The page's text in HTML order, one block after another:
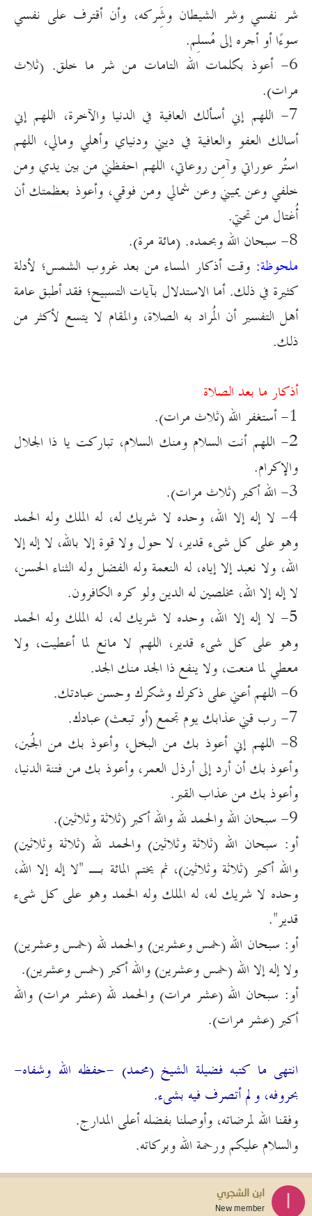
شر نفسي وشر الشيطان وشَِركه، وأن أقترف على نفسي
سوءًا أو أجره إلى مُسلِم.
6- أعوذ بكلمات الله التامات من شر ما خلق. (ثلاث
مرات).
7- اللهم إني أسألك العافية في الدنيا والآخرة، اللهم إني
أسالك العفو والعافية في ديني ودنياي وأهلي ومالي، اللهم
استُر عوراتي وآمِن روعاتي، اللهم احفظني من بين يدي ومن
خلفي وعن يميني وعن شمالي ومن فوقي، وأعوذ بعظمتك أن
أُغتال من تحتي.
8- سبحان الله وبحمده. (مائة مرة).
ملحوظة: وقت أذكار المساء من بعد غروب الشمس؛ لأدلة
كثيرة في ذلك. أما الاستدلال بآيات التسبيح؛ فقد أطبق عامة
أهل التفسير أن المُراد به الصلاة، والمقام لا يتسع لأكثر من
ذلك.
أذكار ما بعد الصلاة
1- أستغفر الله (ثلاث مرات).
2- اللهم أنت السلام ومنك السلام، تباركت يا ذا الجلال
والإكرام.
3- الله أكبر (ثلاث مرات).
4- لا إله إلا الله، وحده لا شريك له، له الملك وله الحمد
وهو على كل شىء قدير، لا حول ولا قوة إلا بالله، لا إله إلا
الله، ولا نعبد إلا إياه، له النعمة وله الفضل وله الثناء الحسن،
لا إله إلا الله، مخلصين له الدين ولو كره الكافرون.
5- لا إله إلا الله، وحده لا شريك له، له الملك وله الحمد
وهو على كل شىء قدير، اللهم لا مانع لما أعطيت، ولا
معطي لما منعت، ولا ينفع ذا الجد منك الجد.
6- اللهم أعني على ذكرك وشكرك وحسن عبادتك.
7- رب قني عذابك يوم تجمع (أو تبعث) عبادك.
8- اللهم إني أعوذ بك من البخل، وأعوذ بك من الجُبن،
وأعوذ بك أن أرد إلى أرذل العمر، وأعوذ بك من فتنة الدنيا،
وأعوذ بك من عذاب القبر.
9- سبحان الله والحمد لله والله أكبر (ثلاثة وثلاثين).
أو: سبحان الله (ثلاثة وثلاثين) والحمد لله (ثلاثة وثلاثين)
والله أكبر (ثلاثة وثلاثين)، ثم يختم المائة بـ "لا إله إلا الله،
وحده لا شريك له، له الملك وله الحمد وهو على كل شىء
قدير".
أو: سبحان الله (خمس وعشرين) والحمد لله (خمس وعشرين)
ولا إله إلا الله (خمس وعشرين) والله أكبر (خمس وعشرين).
أو: سبحان الله (عشر مرات) والحمد لله (عشر مرات) والله
أكبر (عشر مرات).
انتهى ما كتبه فضيلة الشيخ (محمد) -حفظه الله وشفاه-
بحروفه، ولم أتصرف فيه بشىء.
وفقنا الله لمرضاته، وأوصلنا بفضله أعلى المدارج.
والسلام عليكم ورحمة الله وبركاته.
ابن الشجري
New member